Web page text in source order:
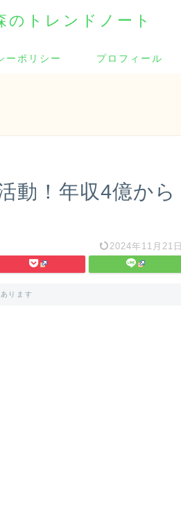
のトレンドノート
ーポリシー プロフィール
動！年収4億から
2024年11月21日
ります